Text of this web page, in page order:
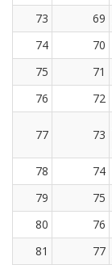
73
69
74
70
75
71
76
72
77 73
78 74
79
75
80
76
81
77